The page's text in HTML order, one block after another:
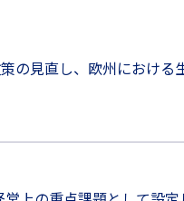
の見直し、欧州における